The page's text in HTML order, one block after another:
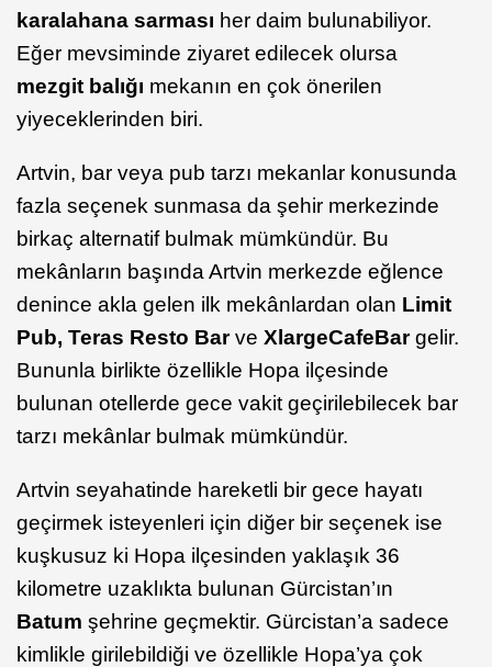
karalahana sarması her daim bulunabiliyor.
Eğer mevsiminde ziyaret edilecek olursa
mezgit balığı mekanın en çok önerilen
yiyeceklerinden biri.
Artvin, bar veya pub tarzı mekanlar konusunda
fazla seçenek sunmasa da şehir merkezinde
birkaç alternatif bulmak mümkündür. Bu
mekânların başında Artvin merkezde eğlence
denince akla gelen ilk mekânlardan olan Limit
Pub, Teras Resto Barve XlargeCafeBargelir.
Bununla birlikte özellikle Hopa ilçesinde
bulunan otellerde gece vakit geçirilebilecek bar
tarzı mekânlar bulmak mümkündür.
Artvin seyahatinde hareketli bir gece hayatı
geçirmek isteyenleri için diğer bir seçenek ise
kuşkusuz ki Hopa ilçesinden yaklaşık 36
kilometre uzaklıkta bulunan Gürcistan’ın
Batum şehrine geçmektir. Gürcistan’a sadece
kimlikle girilebildiği ve özellikle Hopa’ya çok